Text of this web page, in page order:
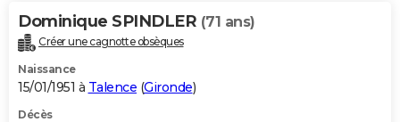
Dominique SPINDLER (71 ans)
Créer une cagnotte obsèques
Naissance
15/01/1951 à Talence (Gironde)
Décès